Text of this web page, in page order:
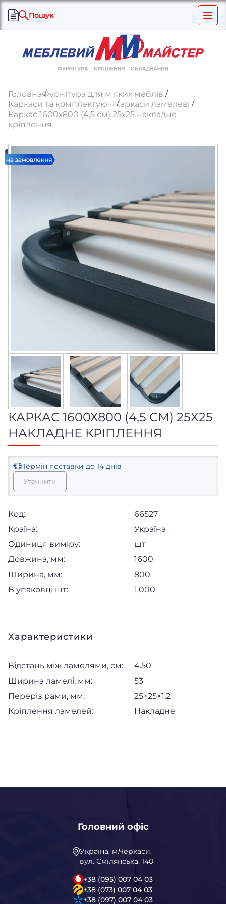
Пошук
ГоловнаФурнітура для м'яких меблів
Каркаси та комплектуючіКаркаси ламелеві
Каркас 1600х800 (4,5 см) 25х25 накладне
кріплення
КАРКАС 1600Х800 (4,5 СМ) 25Х25
НАКЛАДНЕ КРІПЛЕННЯ
Термін поставки до 14 днів
Уточнити
Код:
66527
Країна:
Україна
Одиниця виміру:
шт
Довжина, мм:
1600
Ширина, мм:
800
В упаковці шт:
1.000
Характеристики
Відстань між ламелями, см:
4.50
Ширина ламелі, мм:
53
Переріз рами, мм:
25×25×1,2
Кріплення ламелей:
Накладне
Головний офіс
Україна, м.Черкаси,
вул. Смілянська, 140
+38 (095) 007 04 03
+38 (073) 007 04 03
+38 (097) 007 04 03